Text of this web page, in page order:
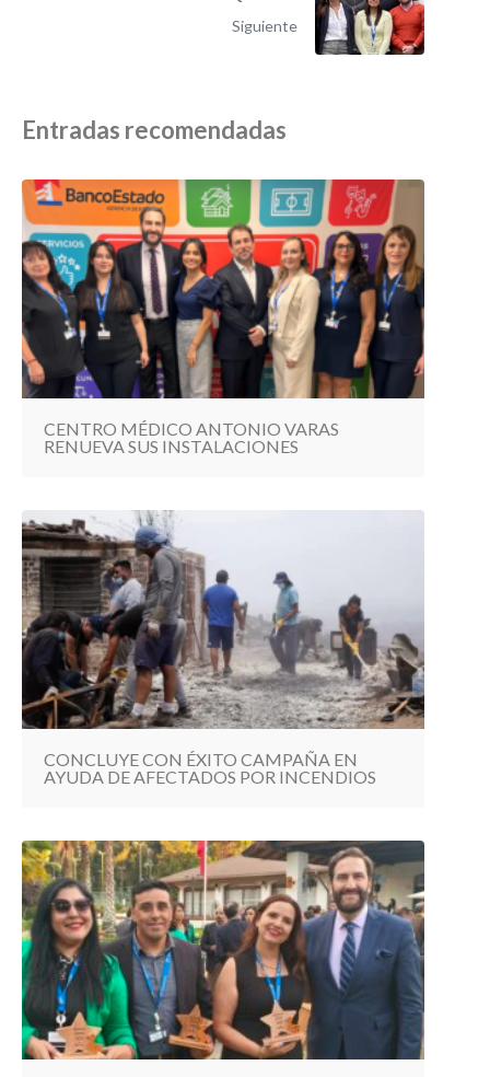
Siguiente
Entradas recomendadas
CENTRO MÉDICO ANTONIO VARAS
RENUEVA SUS INSTALACIONES
CONCLUYE CON ÉXITO CAMPAÑA EN
AYUDA DE AFECTADOS POR INCENDIOS